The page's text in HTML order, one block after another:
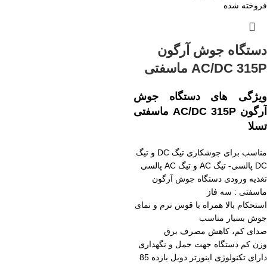
فروخته شده
دستگاه جوش آرگون
AC/DC 315P ماسفتی
ویژگی های دستگاه جوش
آرگون AC/DC 315P ماسفتی
تسلا
مناسب برای جوشکاری تیگ DC و تیگ
DC پالسی- تیگ AC و تیگ AC پالسی
تغذیه ورودی دستگاه جوش آرگون
ماسفتی : سه فاز
استحکام بالا همراه با قوس نرم و نمای
جوش بسیار مناسب
صدای کم، کاهش مصرف برق
وزن کم دستگاه جهت حمل و نگهداری
دارای تکنولوژی اینورتر دوبل بازده 85